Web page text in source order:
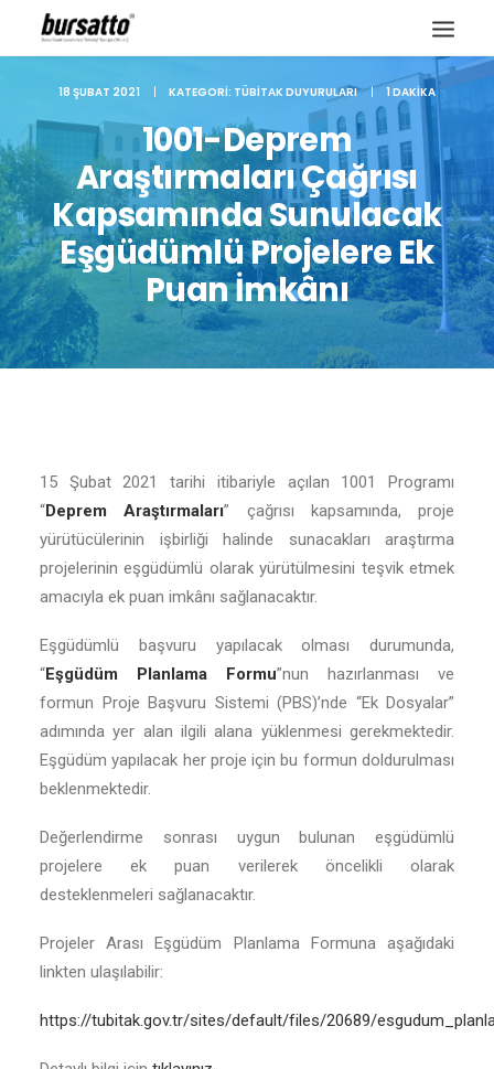
18 ŞUBAT 2021 | KATEGORI: TÜBITAK DUYURULARI | 1 DAKIKA
1001-Deprem
Araştırmaları Çağrısı
Kapsamında Sunulacak
Eşgüdümlü Projelere Ek
Puan İmkânı
15 Şubat 2021 tarihi itibariyle açılan 1001 Programı
“Deprem Araştırmaları” çağrısı kapsamında, proje
yürütücülerinin işbirliği halinde sunacakları araştırma
projelerinin eşgüdümlü olarak yürütülmesini teşvik etmek
amacıyla ek puan imkânı sağlanacaktır.
Eşgüdümlü başvuru yapılacak olması durumunda,
“Eşgüdüm Planlama Formu”nun hazırlanması ve
formun Proje Başvuru Sistemi (PBS)’nde “Ek Dosyalar”
adımında yer alan ilgili alana yüklenmesi gerekmektedir.
Eşgüdüm yapılacak her proje için bu formun doldurulması
beklenmektedir.
Değerlendirme sonrası uygun bulunan eşgüdümlü
projelere ek puan verilerek öncelikli olarak
desteklenmeleri sağlanacaktır.
Projeler Arası Eşgüdüm Planlama Formuna aşağıdaki
linkten ulaşılabilir:
https://tubitak.gov.tr/sites/default/files/20689/